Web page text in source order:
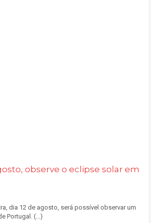
observe o eclipse solar em
dia 12 de agosto, será possível observar um
Portugal. (...)